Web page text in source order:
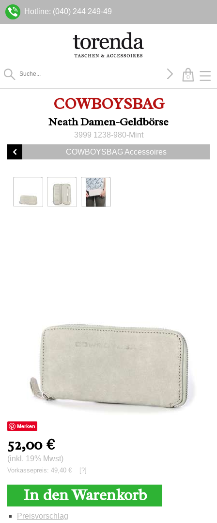
Hotline: (040) 244 249-49
0
COWBOYSBAG
Neath Damen-Geldbörse
3999 1238-980-Mint
COWBOYSBAG Accessoires
Merken
52,00 €
(inkl. 19% Mwst)
Vorkassepreis: 49,40 € [?]
In den Warenkorb
Preisvorschlag